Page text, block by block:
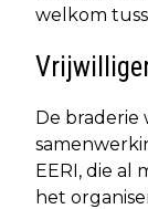
welkom
De braderie
EERI, die al
het